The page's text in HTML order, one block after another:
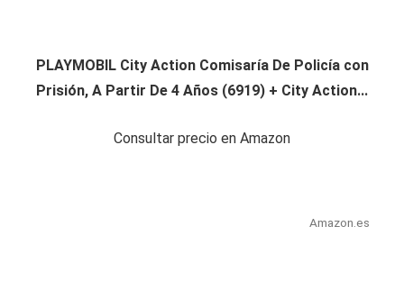
PLAYMOBIL City Action Comisaría De Policía con
Prisión, A Partir De 4 Años (6919) + City Action...
Consultar precio en Amazon
Amazon.es